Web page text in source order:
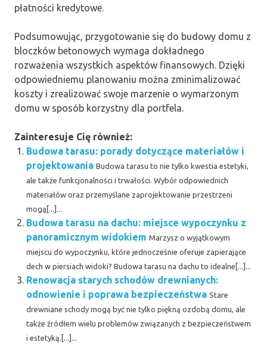
płatności kredytowe.
Podsumowując, przygotowanie się do budowy domu z
bloczków betonowych wymaga dokładnego
rozważenia wszystkich aspektów finansowych. Dzięki
odpowiedniemu planowaniu można zminimalizować
koszty i zrealizować swoje marzenie o wymarzonym
domu w sposób korzystny dla portfela.
Zainteresuje Cię również:
Budowa tarasu: porady dotyczące materiałów i
projektowania Budowa tarasu to nie tylko kwestia estetyki,
ale także funkcjonalności i trwałości. Wybór odpowiednich
materiałów oraz przemyślane zaprojektowanie przestrzeni
mogą[...]...
Budowa tarasu na dachu: miejsce wypoczynku z
panoramicznym widokiem Marzysz o wyjątkowym
miejscu do wypoczynku, które jednocześnie oferuje zapierające
dech w piersiach widoki? Budowa tarasu na dachu to idealne[...]...
Renowacja starych schodów drewnianych:
odnowienie i poprawa bezpieczeństwa Stare
drewniane schody mogą być nie tylko piękną ozdobą domu, ale
także źródłem wielu problemów związanych z bezpieczeństwem
i estetyką.[...]...